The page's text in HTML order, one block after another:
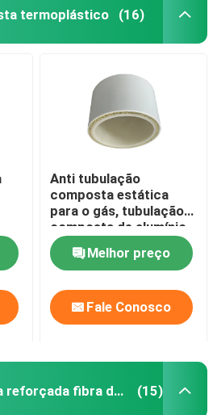
termoplástico (16)
Anti tubulação
composta estática
para o gás, tubulação
composta de alumínio
do polietileno de FRP
Melhor preço
Fale Conosco
Tubulação plástica reforçada fibra de vidro (15)